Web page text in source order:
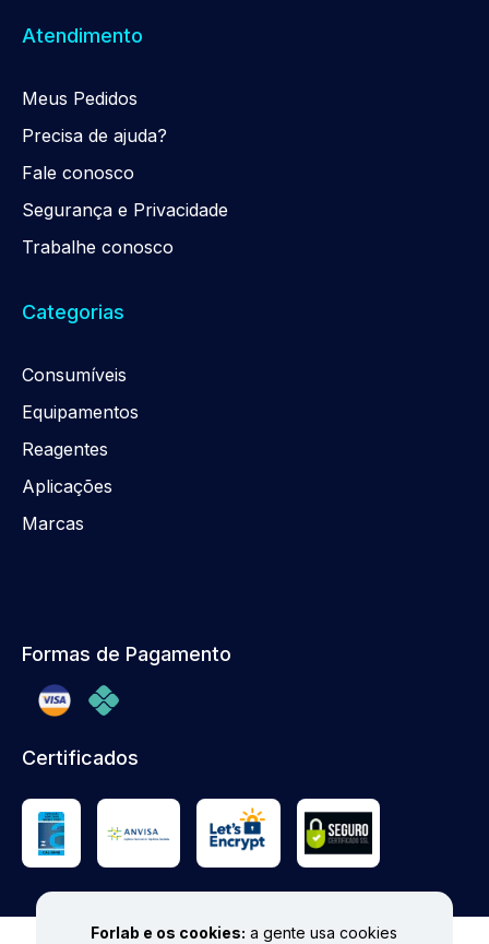
Forlab e os cookies: a gente usa cookies
Atendimento
Meus Pedidos
Precisa de ajuda?
Fale conosco
Segurança e Privacidade
Trabalhe conosco
Categorias
Consumíveis
Equipamentos
Reagentes
Aplicações
Marcas
Formas de Pagamento
Certificados
© FORLAB - Todos os direitos reservados. Proibida